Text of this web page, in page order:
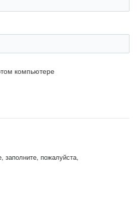
компьютере
заполните, пожалуйста,